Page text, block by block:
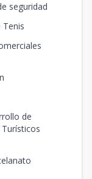
seguridad
Tenis
de